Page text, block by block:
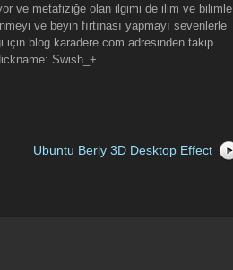
ve metafiziğe olan ilgimi de ilim ve bilimle
ve beyin fırtınası yapmayı sevenlerle
için blog.karadere.com adresinden takip
Swish_+
Ubuntu Berly 3D Desktop Effect